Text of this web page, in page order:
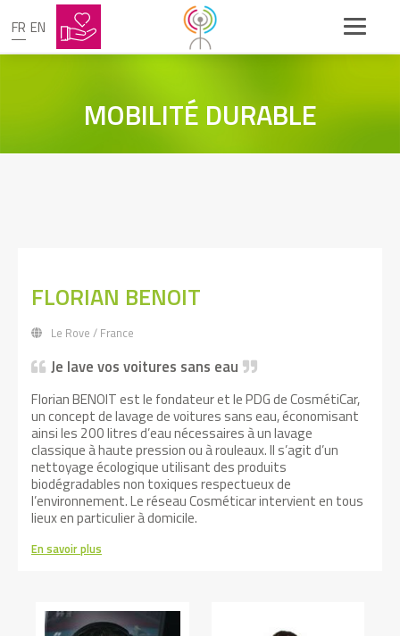
FR EN
MOBILITÉ DURABLE
FLORIAN BENOIT
Le Rove / France
Je lave vos voitures sans eau
Florian BENOIT est le fondateur et le PDG de CosmétiCar,
un concept de lavage de voitures sans eau, économisant
ainsi les 200 litres d’eau nécessaires à un lavage
classique à haute pression ou à rouleaux. Il s’agit d’un
nettoyage écologique utilisant des produits
biodégradables non toxiques respectueux de
l’environnement. Le réseau Cosméticar intervient en tous
lieux en particulier à domicile.
En savoir plus